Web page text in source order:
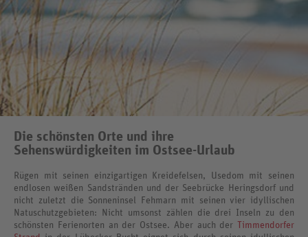
Die schönsten Orte und ihre
Sehenswürdigkeiten im Ostsee-Urlaub
Rügen mit seinen einzigartigen Kreidefelsen, Usedom mit seinen
endlosen weißen Sandstränden und der Seebrücke Heringsdorf und
nicht zuletzt die Sonneninsel Fehmarn mit seinen vier idyllischen
Natuschutzgebieten: Nicht umsonst zählen die drei Inseln zu den
schönsten Ferienorten an der Ostsee. Aber auch der
Timmendorfer